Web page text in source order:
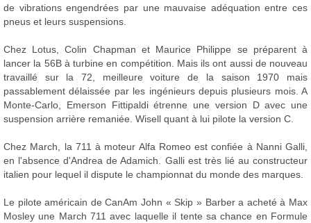
de vibrations engendrées par une mauvaise adéquation entre ces
pneus et leurs suspensions.
Chez Lotus, Colin Chapman et Maurice Philippe se préparent à
lancer la 56B à turbine en compétition. Mais ils ont aussi de nouveau
travaillé sur la 72, meilleure voiture de la saison 1970 mais
passablement délaissée par les ingénieurs depuis plusieurs mois. A
Monte-Carlo, Emerson Fittipaldi étrenne une version D avec une
suspension arrière remaniée. Wisell quant à lui pilote la version C.
Chez March, la 711 à moteur Alfa Romeo est confiée à Nanni Galli,
en l'absence d'Andrea de Adamich. Galli est très lié au constructeur
italien pour lequel il dispute le championnat du monde des marques.
Le pilote américain de CanAm John « Skip » Barber a acheté à Max
Mosley une March 711 avec laquelle il tente sa chance en Formule